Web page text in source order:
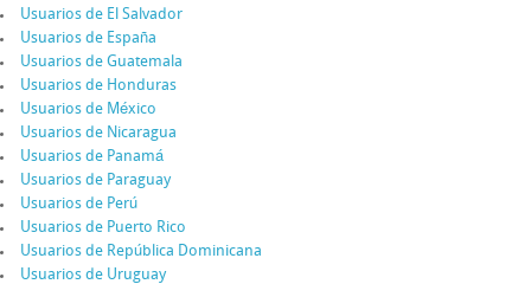
Usuarios de El Salvador
Usuarios de España
Usuarios de Guatemala
Usuarios de Honduras
Usuarios de México
Usuarios de Nicaragua
Usuarios de Panamá
Usuarios de Paraguay
Usuarios de Perú
Usuarios de Puerto Rico
Usuarios de República Dominicana
Usuarios de Uruguay